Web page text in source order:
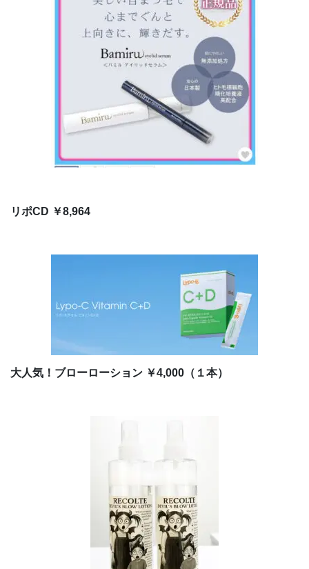
リポCD ￥8,964
大人気！ブローローション ￥4,000（１本）